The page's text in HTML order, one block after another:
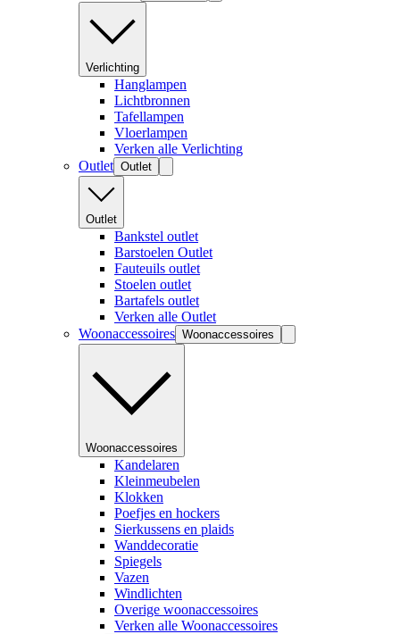
Verlichting
Hanglampen
Lichtbronnen
Tafellampen
Vloerlampen
Verken alle Verlichting
Outlet Outlet
Outlet
Bankstel outlet
Barstoelen Outlet
Fauteuils outlet
Stoelen outlet
Bartafels outlet
Verken alle Outlet
Woonaccessoires Woonaccessoires
Woonaccessoires
Kandelaren
Kleinmeubelen
Klokken
Poefjes en hockers
Sierkussens en plaids
Wanddecoratie
Spiegels
Vazen
Windlichten
Overige woonaccessoires
Verken alle Woonaccessoires